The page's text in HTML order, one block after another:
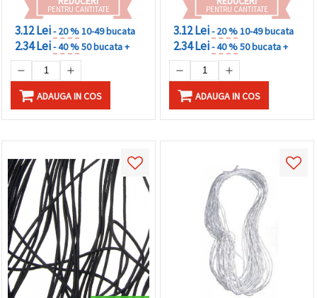
PENTRU CANTITATE
3.12 Lei- 20 %10-49 bucata
2.34 Lei- 40 %50 bucata +
ADAUGA IN COS
PENTRU CANTITATE
3.12 Lei- 20 %10-49 bucata
2.34 Lei- 40 %50 bucata +
ADAUGA IN COS